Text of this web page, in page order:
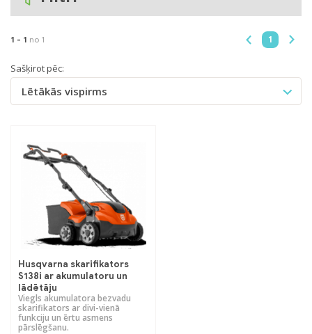
1 - 1 no 1 1
Sašķirot pēc:
Lētākās vispirms
Husqvarna skarifikators
S138i ar akumulatoru un
lādētāju
Viegls akumulatora bezvadu
skarifikators ar divi-vienā
funkciju un ērtu asmens
pārslēgšanu.